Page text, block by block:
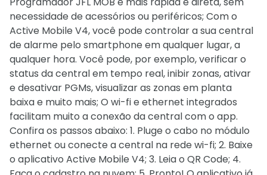
necessidade de acessórios ou periféricos; Com o
Active Mobile V4, você pode controlar a sua central
de alarme pelo smartphone em qualquer lugar, a
qualquer hora. Você pode, por exemplo, verificar o
status da central em tempo real, inibir zonas, ativar
e desativar PGMs, visualizar as zonas em planta
baixa e muito mais; O wi-fi e ethernet integrados
facilitam muito a conexão da central com o app.
Confira os passos abaixo: 1. Pluge o cabo no módulo
ethernet ou conecte a central na rede wi-fi; 2. Baixe
o aplicativo Active Mobile V4; 3. Leia o QR Code; 4.